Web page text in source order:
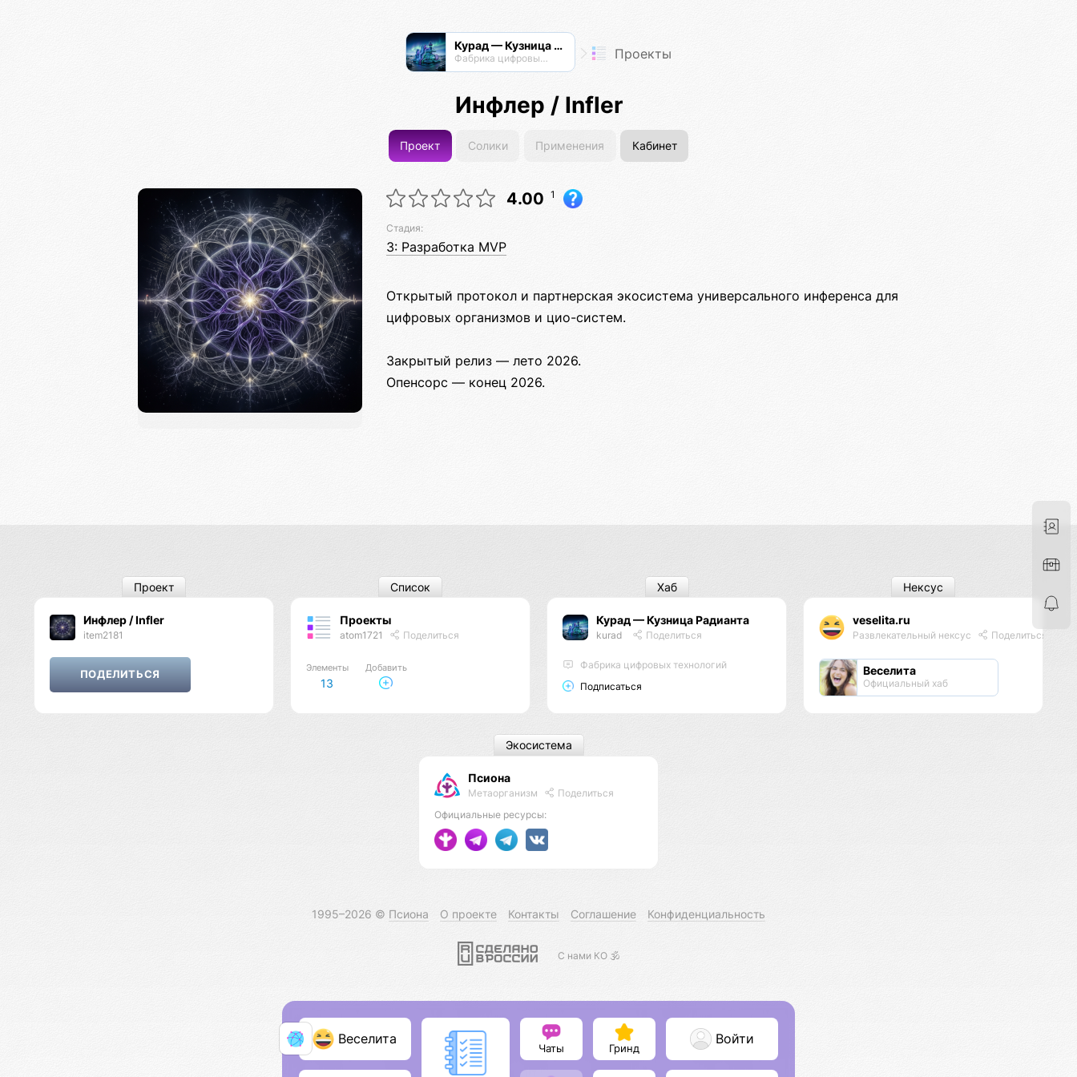
Курад — Кузница Радианта
Фабрика цифровых технологий Проекты
Инфлер / Infler
Проект Солики Применения Кабинет
4.00 1
Стадия:
3: Разработка MVP
Открытый протокол и партнерская экосистема универсального инференса для
цифровых организмов и цио-систем.
Закрытый релиз — лето 2026.
Опенсорс — конец 2026.
Инфлер / Infler
item2181
Проект
Проекты
atom1721 Поделиться
Элементы
13
Добавить
Список
Курад — Кузница Радианта
kurad Поделиться
Фабрика цифровых технологий
Подписаться
Хаб
veselita.ru
Развлекательный нексус Поделиться
Веселита
Официальный хаб
Нексус
Псиона
Метаорганизм
Поделиться
Официальные ресурсы:
Экосистема
1995–2026 © Псиона О проекте Контакты Соглашение Конфиденциальность
С нами КО 🕉️
Веселита
Чаты Гринд
Войти